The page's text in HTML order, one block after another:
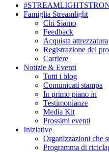
Famiglia Streamlight
Chi Siamo
Feedback
Acquista attrezzatura
Registrazione del
Carriere
Notizie & Eventi
Tutti i blog
Comunicati stampa
In primo piano in
Testimonianze
Media Kit
Prossimi eventi
Iniziative
Organizzazioni che
Programma di